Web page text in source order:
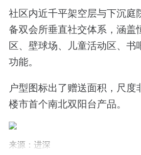
社区内近千平架空层与下沉庭
备双会所垂直社交体系，涵盖
区、壁球场、儿童活动区、书
功能。
户型图标出了赠送面积，尺度
楼市首个南北双阳台产品。
来源：进深